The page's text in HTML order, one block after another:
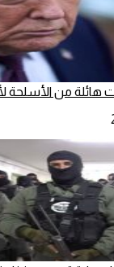
هائلة من الأسلحة